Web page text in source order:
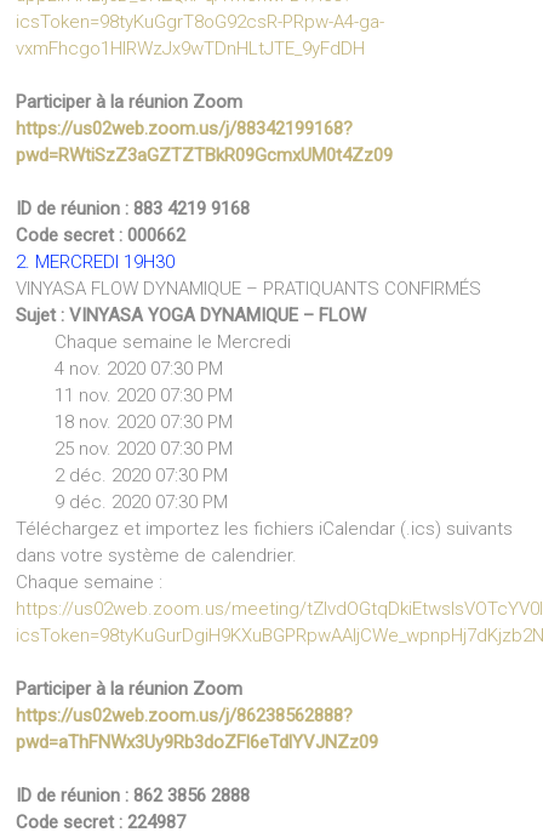
icsToken=98tyKuGgrT8oG92csR-PRpw-A4-ga-
vxmFhcgo1HlRWzJx9wTDnHLtJTE_9yFdDH
Participer à la réunion Zoom
https://us02web.zoom.us/j/88342199168?
pwd=RWtiSzZ3aGZTZTBkR09GcmxUM0t4Zz09
ID de réunion : 883 4219 9168
Code secret : 000662
2. MERCREDI 19H30
VINYASA FLOW DYNAMIQUE – PRATIQUANTS CONFIRMÉS
Sujet : VINYASA YOGA DYNAMIQUE – FLOW
Chaque semaine le Mercredi
4 nov. 2020 07:30 PM
11 nov. 2020 07:30 PM
18 nov. 2020 07:30 PM
25 nov. 2020 07:30 PM
2 déc. 2020 07:30 PM
9 déc. 2020 07:30 PM
Téléchargez et importez les fichiers iCalendar (.ics) suivants
dans votre système de calendrier.
Chaque semaine :
https://us02web.zoom.us/meeting/
Participer à la réunion Zoom
https://us02web.zoom.us/j/86238562888?
pwd=aThFNWx3Uy9Rb3doZFl6eTdlYVJNZz09
ID de réunion : 862 3856 2888
Code secret : 224987